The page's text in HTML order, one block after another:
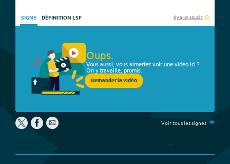
SIGNE DÉFINITION LSF Il y a un souci ?
Oups.
Vous aussi, vous aimeriez voir une vidéo ici ?
On y travaille, promis.
Demander la vidéo
Voir tous les signes +